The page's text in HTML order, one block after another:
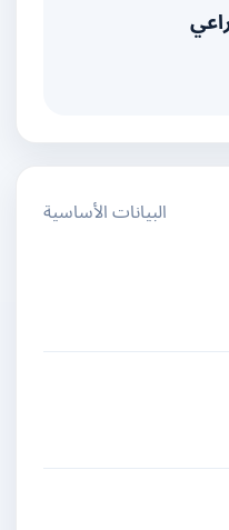
البيانات الأساسية